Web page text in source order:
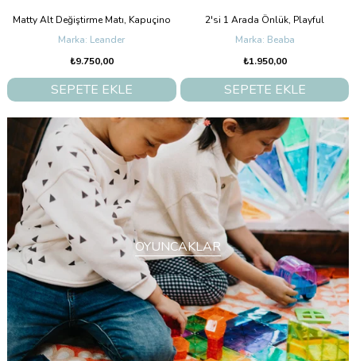
2'si 1 Arada Önlük, Playful
Beaba
₺1.950,00
SEPETE EKLE
Mr. Maria
₺1.800,00
SEPETE EKLE
OYUNCAKLAR